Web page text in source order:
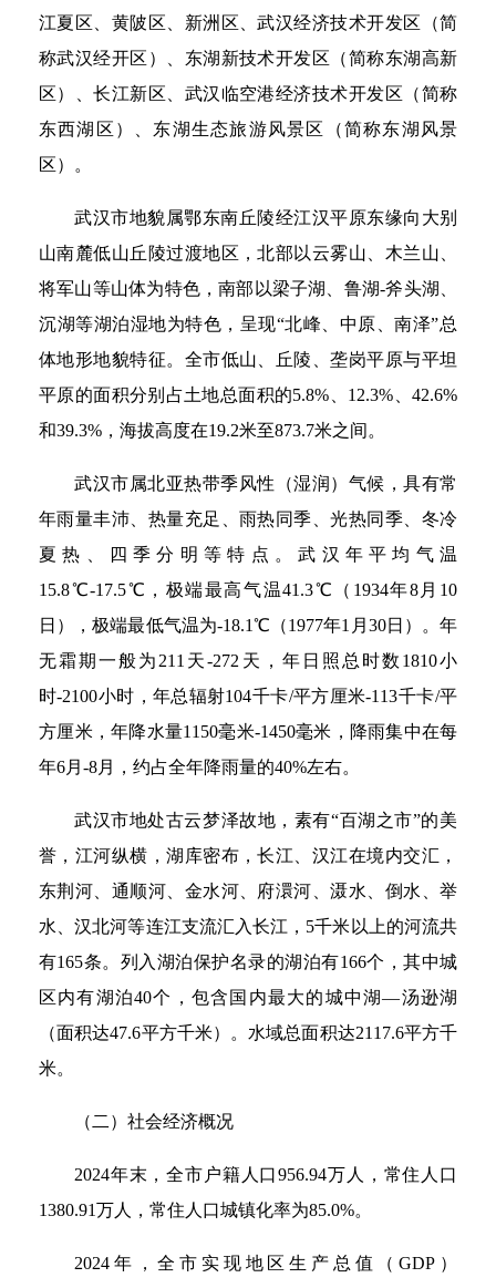
江夏区、黄陂区、新洲区、武汉经济技术开发区（简
称武汉经开区）、东湖新技术开发区（简称东湖高新
区）、长江新区、武汉临空港经济技术开发区（简称
东西湖区）、东湖生态旅游风景区（简称东湖风景
区）。
武汉市地貌属鄂东南丘陵经江汉平原东缘向大别
山南麓低山丘陵过渡地区，北部以云雾山、木兰山、
将军山等山体为特色，南部以梁子湖、鲁湖-斧头湖、
沉湖等湖泊湿地为特色，呈现“北峰、中原、南泽”总
体地形地貌特征。全市低山、丘陵、垄岗平原与平坦
平原的面积分别占土地总面积的5.8%、12.3%、42.6%
和39.3%，海拔高度在19.2米至873.7米之间。
武汉市属北亚热带季风性（湿润）气候，具有常
年雨量丰沛、热量充足、雨热同季、光热同季、冬冷
夏热、四季分明等特点。武汉年平均气温
15.8℃-17.5℃，极端最高气温41.3℃（1934年8月10
日），极端最低气温为-18.1℃（1977年1月30日）。年
无霜期一般为211天-272天，年日照总时数1810小
时-2100小时，年总辐射104千卡/平方厘米-113千卡/平
方厘米，年降水量1150毫米-1450毫米，降雨集中在每
年6月-8月，约占全年降雨量的40%左右。
武汉市地处古云梦泽故地，素有“百湖之市”的美
誉，江河纵横，湖库密布，长江、汉江在境内交汇，
东荆河、通顺河、金水河、府澴河、滠水、倒水、举
水、汉北河等连江支流汇入长江，5千米以上的河流共
有165条。列入湖泊保护名录的湖泊有166个，其中城
区内有湖泊40个，包含国内最大的城中湖—汤逊湖
（面积达47.6平方千米）。水域总面积达2117.6平方千
米。
（二）社会经济概况
2024年末，全市户籍人口956.94万人，常住人口
1380.91万人，常住人口城镇化率为85.0%。
2024年，全市实现地区生产总值（GDP）